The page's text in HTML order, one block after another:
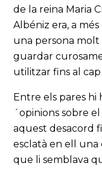
de la reina Maria
Albéniz era, a
una persona molt
guardar
utilitzar fins al cap
Entre els pares hi
´opinions sobre
aquest desacord
esclatà en ell una
que li semblava